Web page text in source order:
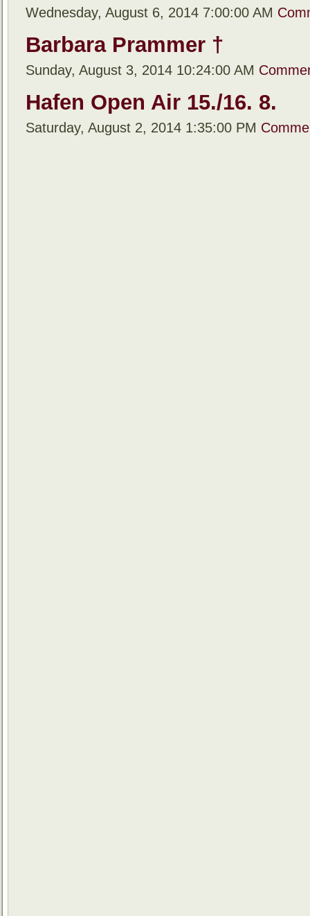
Wednesday, August 6, 2014 7:00:00 AM
Barbara Prammer †
Sunday, August 3, 2014 10:24:00 AM
Hafen Open Air 15./16. 8.
Saturday, August 2, 2014 1:35:00 PM